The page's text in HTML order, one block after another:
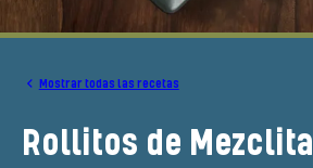
Mostrar todas las recetas
Rollitos de Mezclita